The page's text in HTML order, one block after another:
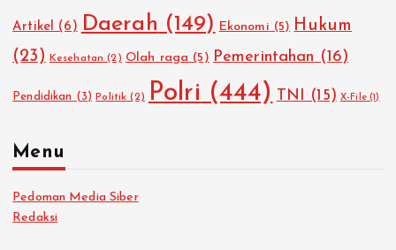
k
:
Artikel (6) Daerah (149) Ekonomi (5) Hukum
(23)
Kesehatan (2) Olah raga (5) Pemerintahan (16)
Pendidikan (3) Politik (2) Polri (444) TNI (15) X-File(1)
Menu
Pedoman Media Siber
Redaksi